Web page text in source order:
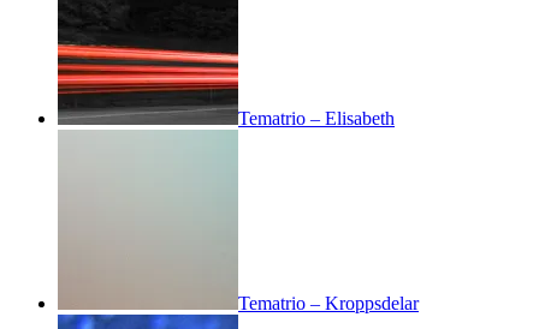
Tematrio – Elisabeth
Tematrio – Kroppsdelar